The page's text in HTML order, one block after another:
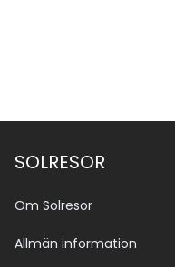
SOLRESOR
Om Solresor
Allmän information